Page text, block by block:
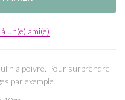
un(e) ami(e)
à poivre. Pour surprendre
par exemple.